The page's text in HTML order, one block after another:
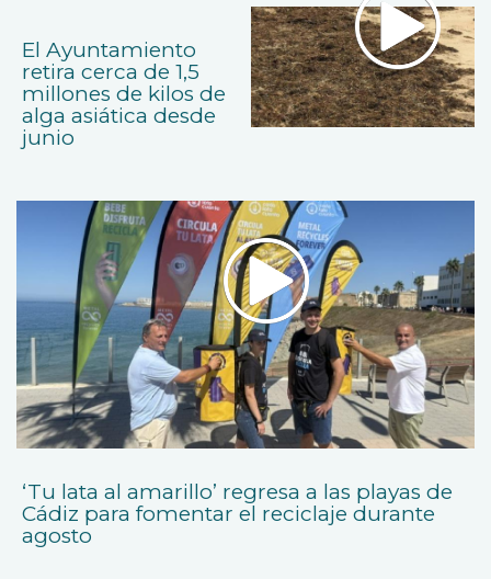
El Ayuntamiento
retira cerca de 1,5
millones de kilos de
alga asiática desde
junio
‘Tu lata al amarillo’ regresa a las playas de
Cádiz para fomentar el reciclaje durante
agosto